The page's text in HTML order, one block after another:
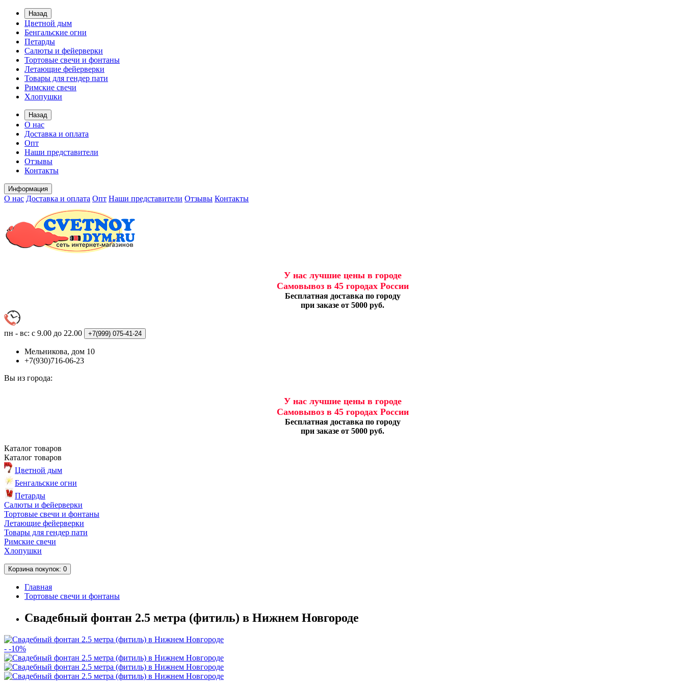
Назад
Цветной дым
Бенгальские огни
Петарды
Салюты и фейерверки
Тортовые свечи и фонтаны
Летающие фейерверки
Товары для гендер пати
Римские свечи
Хлопушки
Назад
О нас
Доставка и оплата
Опт
Наши представители
Отзывы
Контакты
Информация
О нас Доставка и оплата Опт Наши представители Отзывы Контакты
У нас лучшие цены в городе
Самовывоз в 45 городах России
Бесплатная доставка по городу
при заказе от 5000 руб.
пн - вс: с 9.00 до 22.00 +7(999) 075-41-24
Мельникова, дом 10
+7(930)716-06-23
Вы из города:
У нас лучшие цены в городе
Самовывоз в 45 городах России
Бесплатная доставка по городу
при заказе от 5000 руб.
Каталог товаров
Каталог товаров
Цветной дым
Бенгальские огни
Петарды
Салюты и фейерверки
Тортовые свечи и фонтаны
Летающие фейерверки
Товары для гендер пати
Римские свечи
Хлопушки
Корзинапокупок: 0
Главная
Тортовые свечи и фонтаны
Свадебный фонтан 2.5 метра (фитиль) в Нижнем Новгороде
- -10%